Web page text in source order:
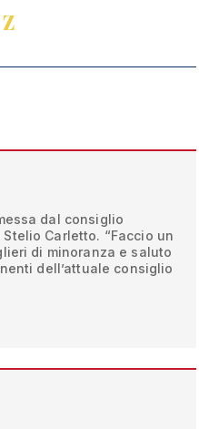
Z
dal consiglio
Carletto. “Faccio un
di minoranza e saluto
dell’attuale consiglio